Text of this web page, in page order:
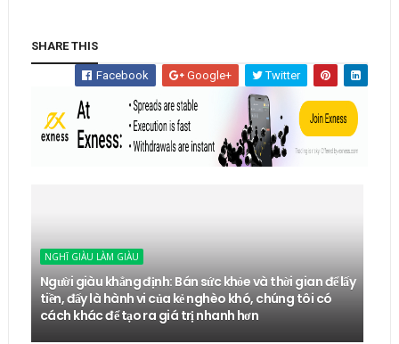
SHARE THIS
Facebook Google+ Twitter
NGHĨ GIÀU LÀM GIÀU
Người giàu khẳng định: Bán sức khỏe và thời gian để lấy
tiền, đấy là hành vi của kẻ nghèo khó, chúng tôi có
cách khác để tạo ra giá trị nhanh hơn